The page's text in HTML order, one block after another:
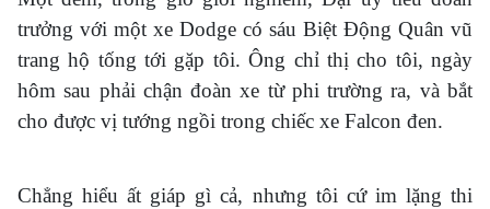
trưởng với một xe Dodge có sáu Biệt Động Quân vũ
trang hộ tống tới gặp tôi. Ông chỉ thị cho tôi, ngày
hôm sau phải chận đoàn xe từ phi trường ra, và bắt
cho được vị tướng ngồi trong chiếc xe Falcon đen.
Chẳng hiểu ất giáp gì cả, nhưng tôi cứ im lặng thi